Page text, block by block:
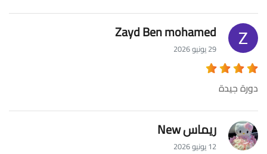
Zayd Ben mohamed
29 يونيو 2026
دورة جيدة
ريماس New
12 يونيو 2026